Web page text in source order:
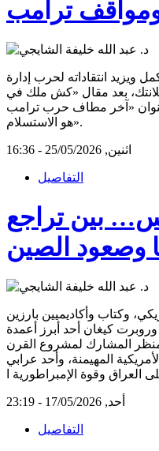
بعد أسبوعين-في 21-5-ليكمل ويزيد انتقاداته لحرب إدارة
بعد مقال «كش ملك في
«آخر مطاف حرب ترامب
هو الاستسلام».
اثنين, 25/05/2026 - 16:36
التفاصيل
بين تراجع
وكتاب وأكاديميين بارزين
كيغان أحد أبرز أعمدة
المشارك لمشروع القرن
المهيمنة، وأحد عرابي
العراق وقوة الإمبراطورية ا
أحد, 17/05/2026 - 23:19
التفاصيل